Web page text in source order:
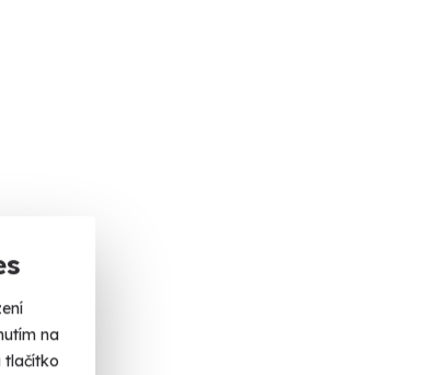
na
tlačítko